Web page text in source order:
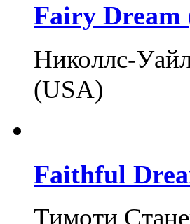
Fairy
Николлс-
(USA)
Faithful
Тимоти